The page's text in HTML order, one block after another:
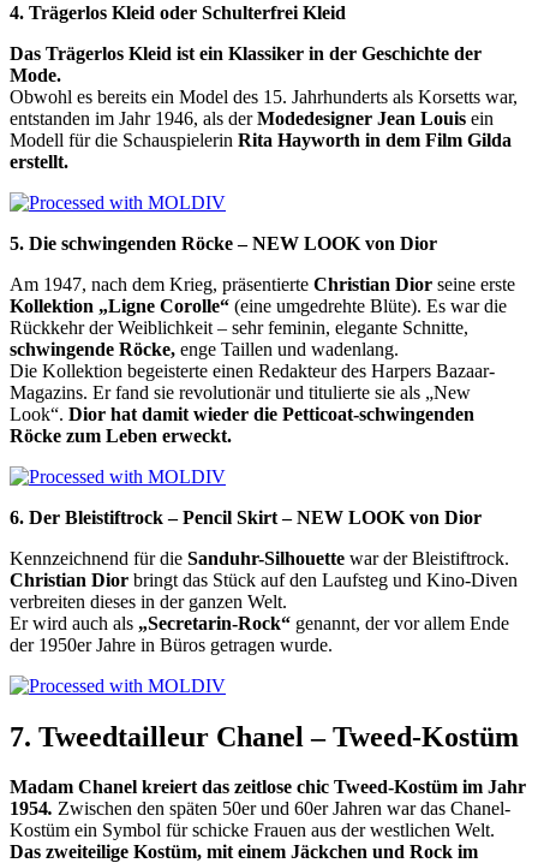
4. Trägerlos Kleid oder Schulterfrei Kleid
Das Trägerlos Kleid ist ein Klassiker in der Geschichte der
Mode.
Obwohl es bereits ein Model des 15. Jahrhunderts als Korsetts war,
entstanden im Jahr 1946, als derModedesigner Jean Louis ein
Modell für die Schauspielerin Rita Hayworth in dem Film Gilda
erstellt.
5. Die schwingenden Röcke – NEW LOOK von Dior
Am 1947, nach dem Krieg, präsentierte Christian Dior seine erste
Kollektion „Ligne Corolle“ (eine umgedrehte Blüte). Es war die
Rückkehr der Weiblichkeit – sehr feminin, elegante Schnitte,
schwingende Röcke, enge Taillen und wadenlang.
Die Kollektion begeisterte einen Redakteur des Harpers Bazaar-
Magazins. Er fand sie revolutionär und titulierte sie als „New
Look“. Dior hat damit wieder die Petticoat-schwingenden
Röcke zum Leben erweckt.
6. Der Bleistiftrock – Pencil Skirt – NEW LOOK von Dior
Kennzeichnend für die Sanduhr-Silhouette war der Bleistiftrock.
Christian Dior bringt das Stück auf den Laufsteg und Kino-Diven
verbreiten dieses in der ganzen Welt.
Er wird auch als „Secretarin-Rock“ genannt, der vor allem Ende
der 1950er Jahre in Büros getragen wurde.
7. Tweedtailleur Chanel – Tweed-Kostüm
Madam Chanel kreiert das zeitlose chic Tweed-Kostüm im Jahr
1954. Zwischen den späten 50er und 60er Jahren war das Chanel-
Kostüm ein Symbol für schicke Frauen aus der westlichen Welt.
Das zweiteilige Kostüm, mit einem Jäckchen und Rock im